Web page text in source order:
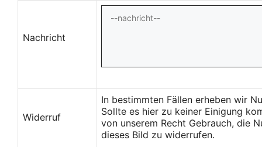
Nachricht
Widerruf
In bestimmten Fällen erheben wir
Sollte es hier zu keiner Einigung
von unserem Recht Gebrauch, die
dieses Bild zu widerrufen.